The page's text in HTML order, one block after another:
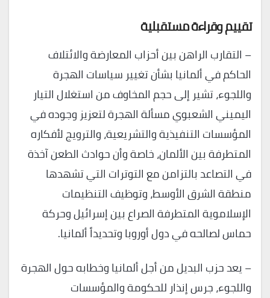
تقييم وقراءة مستقبلية
– التقارب الراهن بين أحزاب المعارضة والائتلاف
الحاكم في ألمانيا بشأن تغيير سياسات الهجرة
واللجوء، تشير إلى حجم المخاوف من استغلال التيار
اليميني الشعبوي مسألة الهجرة لتعزيز وجوده في
المؤسسات التنفيذية والتشريعية، والترويج لأفكاره
المتطرفة بين الألمان، خاصة وأن حوادث الطعن آخذة
في التصاعد بالتزامن مع التوترات التي تشهدها
منطقة الشرق الأوسط، وتوظيف التنظيمات
الإسلاموية المتطرفة الصراع بين إسرائيل وحركة
حماس لصالحه في دول أوروبا وتحديداً ألمانيا.
– يعد حزب البديل من أجل ألمانيا وخطابه حول الهجرة
واللجوء، جرس إنذار للحكومة والمؤسسات